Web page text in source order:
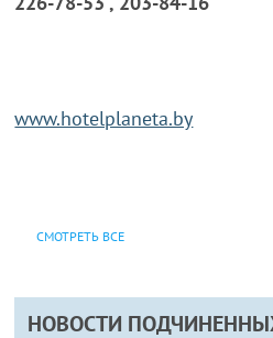
НОВОСТИ
www.hotelplaneta.by
СМОТРЕТЬ ВСЕ